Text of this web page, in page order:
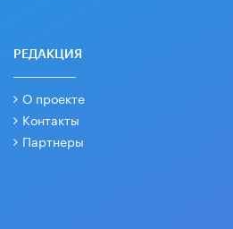
РЕДАКЦИЯ
О проекте
Контакты
Партнеры